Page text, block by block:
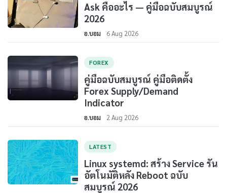
Ask คืออะไร — คู่มือฉบับสมบูรณ์
2026
อ.บอม 6 Aug 2026
FOREX
คู่มือฉบับสมบูรณ์ คู่มือติดตั้ง
Forex Supply/Demand
Indicator
อ.บอม 2 Aug 2026
LATEST
Linux systemd: สร้าง Service รัน
อัตโนมัติหลัง Reboot ฉบับ
สมบูรณ์ 2026